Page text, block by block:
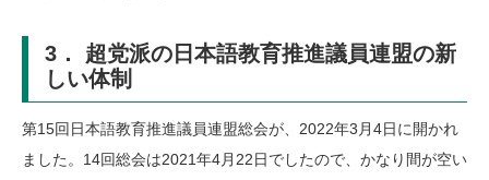
3． 超党派の日本語教育推進議員連盟の新
しい体制
第15回日本語教育推進議員連盟総会が、2022年3月4日に開かれ
ました。14回総会は2021年4月22日でしたので、かなり間が空い